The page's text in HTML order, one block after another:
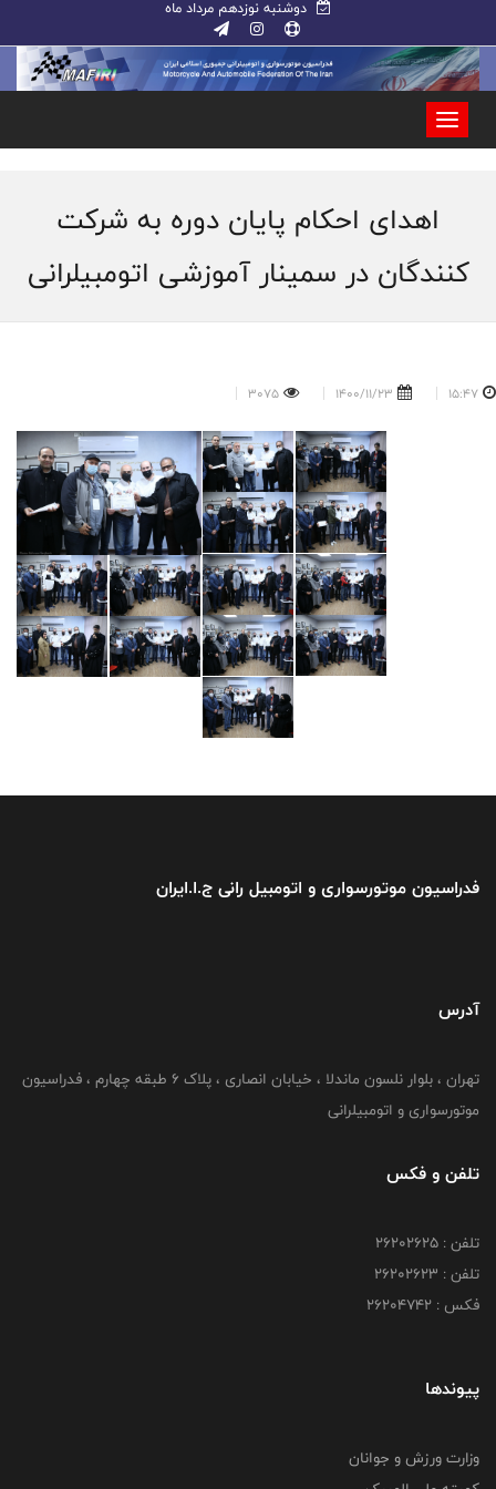
دوشنبه نوزدهم مرداد ماه
اهدای احکام پایان دوره به شرکت
کنندگان در سمینار آموزشی اتومبیلرانی
15:47
1400/11/23
3075
فدراسیون موتورسواری و اتومبیل رانی ج.ا.ایران
آدرس
تهران ، بلوار نلسون ماندلا ، خیابان انصاری ، پلاک ۶ طبقه چهارم ، فدراسیون
موتورسواری و اتومبیلرانی
تلفن و فکس
تلفن : ۲۶۲۰۲۶۲۵
تلفن : ۲۶۲۰۲۶۲۳
فکس : ۲۶۲۰۴۷۴۲
پیوندها
وزارت ورزش و جوانان